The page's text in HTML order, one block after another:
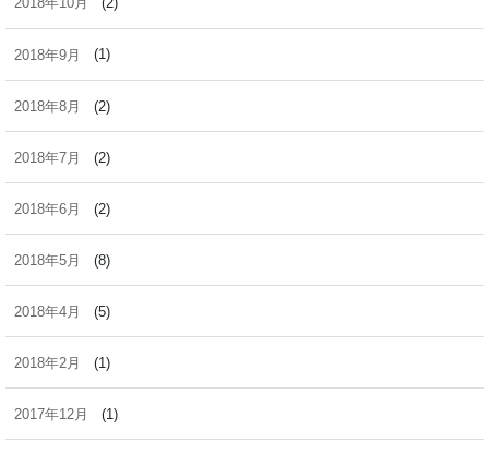
2018年9月 (1)
2018年8月 (2)
2018年7月 (2)
2018年6月 (2)
2018年5月 (8)
2018年4月 (5)
2018年2月 (1)
2017年12月 (1)